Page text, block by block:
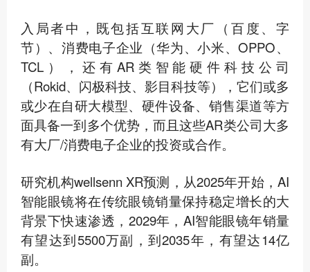
入局者中，既包括互联网大厂（百度、字
节）、消费电子企业（华为、小米、OPPO、
TCL），还有AR类智能硬件科技公司
（Rokid、闪极科技、影目科技等），它们或多
或少在自研大模型、硬件设备、销售渠道等方
面具备一到多个优势，而且这些AR类公司大多
有大厂/消费电子企业的投资或合作。
研究机构wellsenn XR预测，从2025年开始，AI
智能眼镜将在传统眼镜销量保持稳定增长的大
背景下快速渗透，2029年，AI智能眼镜年销量
有望达到5500万副，到2035年，有望达14亿
副。